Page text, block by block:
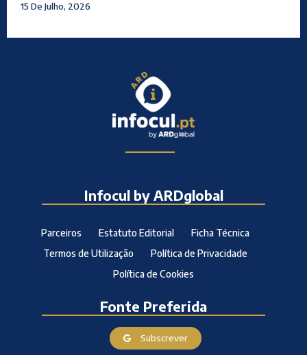
15 De Julho, 2026
Infocul by ARDglobal
Parceiros Estatuto Editorial
Ficha Técnica
Termos de Utilização
Política de Privacidade
Política de Cookies
Fonte Preferida
Subscrever